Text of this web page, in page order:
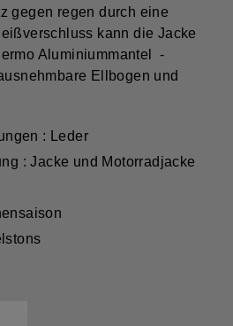
gegen regen durch eine
kann die Jacke
Aluminiummantel -
Ellbogen und
: Leder
: Jacke und Motorradjacke